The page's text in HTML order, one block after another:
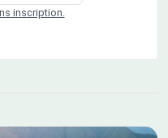
avant-première : 06 69
inscription.